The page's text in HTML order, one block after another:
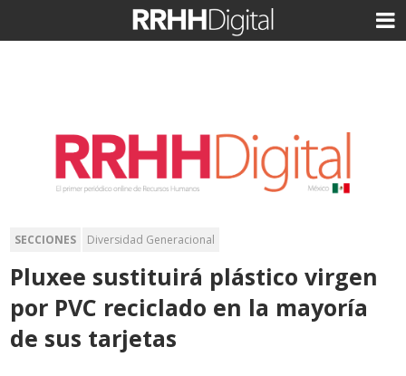
SECCIONES Diversidad Generacional
Pluxee sustituirá plástico virgen
por PVC reciclado en la mayoría
de sus tarjetas